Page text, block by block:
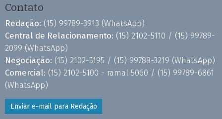
Contato
Redação: (15) 99789-3913 (WhatsApp)
Central de Relacionamento: (15) 2102-5110 / (15) 99789-
2099 (WhatsApp)
Negociação: (15) 2102-5195 / (15) 99788-3219 (WhatsApp)
Comercial: (15) 2102-5100 - ramal 5060 / (15) 99789-6861
(WhatsApp)
Enviar e-mail para Redação